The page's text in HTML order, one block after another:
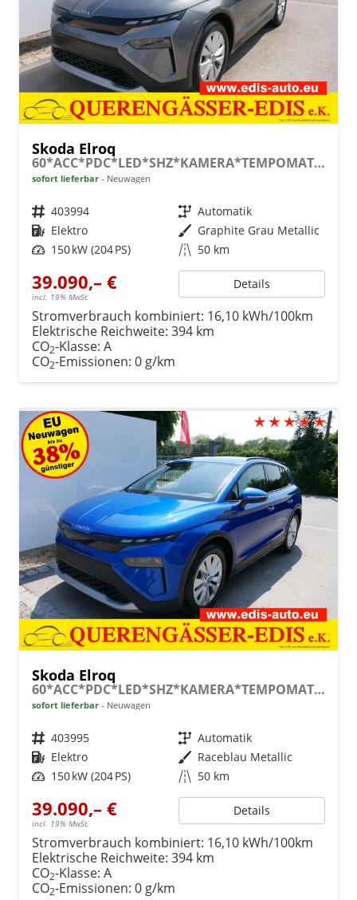
Skoda Elroq
60*ACC*PDC*LED*SHZ*KAMERA*TEMPOMAT*KLIMA*SMARTLINK*EL-HECKKLAPPE*19-ZOLL
sofort lieferbar Neuwagen
Fahrzeugnr. 403994 Getriebe Automatik
Kraftstoff Elektro Außenfarbe Graphite Grau Metallic
Leistung 150 kW (204 PS) Kilometerstand 50 km
39.090,– €
incl. 19% MwSt.
Details
Stromverbrauch kombiniert: 16,10 kWh/100km
Elektrische Reichweite: 394 km
CO2-Klasse: A
CO2-Emissionen: 0 g/km
Skoda Elroq
60*ACC*PDC*LED*SHZ*KAMERA*TEMPOMAT*KLIMA*SMARTLINK*EL-HECKKLAPPE*19-ZOLL
sofort lieferbar Neuwagen
Fahrzeugnr. 403995 Getriebe Automatik
Kraftstoff Elektro Außenfarbe Raceblau Metallic
Leistung 150 kW (204 PS) Kilometerstand 50 km
39.090,– €
incl. 19% MwSt.
Details
Stromverbrauch kombiniert: 16,10 kWh/100km
Elektrische Reichweite: 394 km
CO2-Klasse: A
CO2-Emissionen: 0 g/km